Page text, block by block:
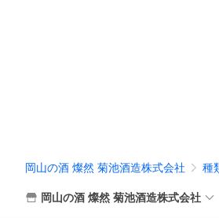
岡山の酒 燦然 菊池酒造株式会社 種
岡山の酒 燦然 菊池酒造株式会社